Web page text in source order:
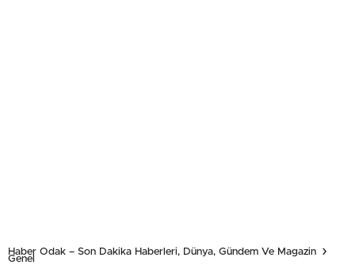
Haber Odak – Son Dakika Haberleri, Dünya, Gündem Ve Magazin
Genel